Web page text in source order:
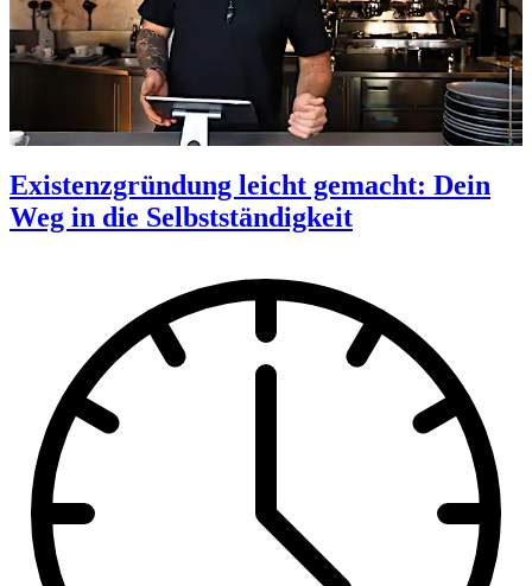
Existenzgründung leicht gemacht: Dein
Weg in die Selbstständigkeit